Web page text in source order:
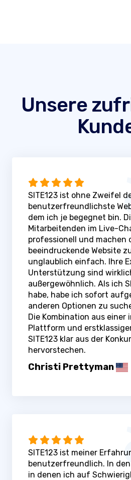
Unsere
SITE123 ist ohne Zweifel
benutzerfreundlichste
dem ich je begegnet bin.
Mitarbeitenden im Live-
professionell und machen
beeindruckende Website
unglaublich einfach. Ihre
Unterstützung sind
außergewöhnlich. Als ich
habe, habe ich sofort
anderen Optionen zu
Die Kombination aus
Plattform und
SITE123 klar aus der
hervorstechen.
Christi Prettyman
SITE123 ist meiner
benutzerfreundlich. In
in denen ich auf